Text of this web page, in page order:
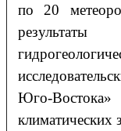
по 20
результаты
Юго-
климатических